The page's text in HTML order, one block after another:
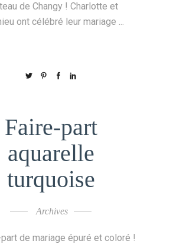
de Changy ! Charlotte et
ont célébré leur mariage
Faire-part
aquarelle
turquoise
Archives
de mariage épuré et coloré !